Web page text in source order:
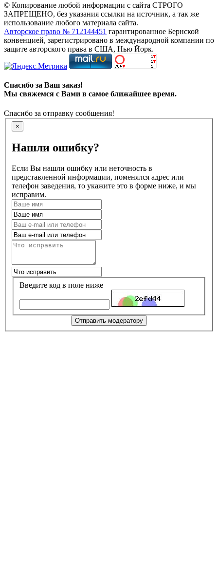
© Копирование любой информации с сайта СТРОГО
ЗАПРЕЩЕНО, без указания ссылки на источник, а так же
использование любого материала сайта.
Авторское право № 712144451 гарантированное Бернской
конвенцией, зарегистрировано в международной компании по
защите авторского права в США, Нью Йорк.
Спасибо за Ваш заказ!
Мы свяжемся с Вами в самое ближайшее время.
Спасибо за отправку сообщения!
×
Нашли ошибку?
Если Вы нашли ошибку или неточность в
представленной информации, поменялся адрес или
телефон заведения, то укажите это в форме ниже, и мы
исправим.
Введите код в поле ниже
Отправить модератору